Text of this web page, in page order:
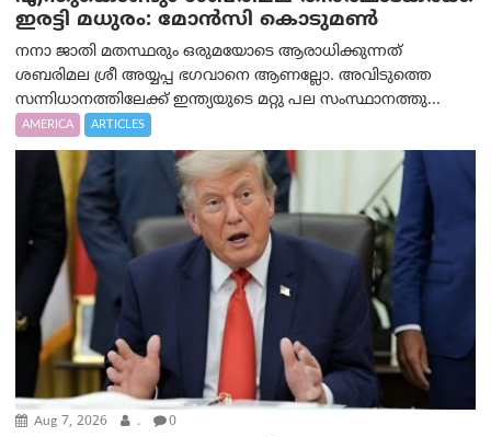
ഇരട്ടി മധുരം: മോൻസി കൊടുമൺ
നനാ ജാതി മതസ്ഥരും ഒരുമയോടെ ആരാധിക്കുന്നത്
ശബരിമല ശ്രീ അയ്യപ്പ ഭഗവാനെ ആണല്ലോ. അവിടുത്തെ
സന്നിധാനത്തിലേക്ക് ഇന്ത്യയുടെ മറ്റു പല സംസ്ഥാനത്തു...
AMERICA ARTICLES
Aug 7, 2026 . 0